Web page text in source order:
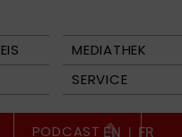
MEDIATHEK
SERVICE
PODCAST EN | FR